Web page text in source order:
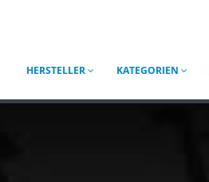
HERSTELLER KATEGORIEN